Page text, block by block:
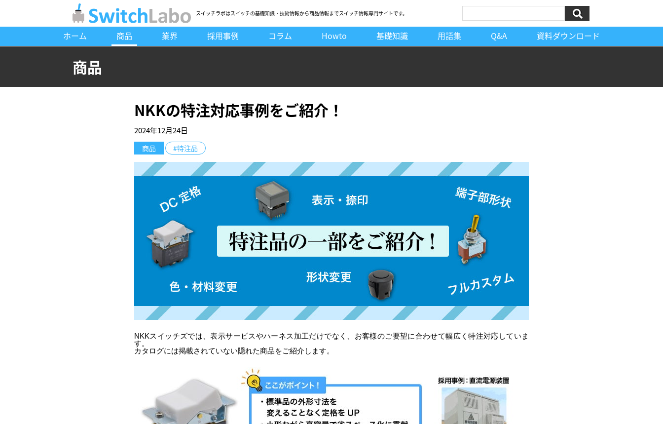
スイッチラボはスイッチの基礎知識・技術情報から商品情報までスイッチ情報専門サイトです。 検索
ホーム 商品 業界 採用事例 コラム Howto 基礎知識 用語集 Q&A 資料ダウンロード
商品
NKKの特注対応事例をご紹介！
2024年12月24日
商品 #特注品
NKKスイッチズでは、表示サービスやハーネス加工だけでなく、お客様のご要望に合わせて幅広く特注対応していま
す。
カタログには掲載されていない隠れた商品をご紹介します。